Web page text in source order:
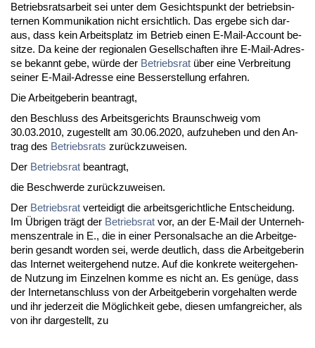
Be­triebs­rats­ar­beit sei un­ter dem Ge­sichts­punkt der be­triebs­in­
ter­nen Kom­mu­ni­ka­ti­on nicht er­sicht­lich. Das er­ge­be sich dar­
aus, dass kein Ar­beits­platz im Be­trieb ei­nen E-Mail-Ac­count be­
sit­ze. Da kei­ne der re­gio­na­len Ge­sell­schaf­ten ih­re E-Mail-Adres­
se be­kannt ge­be, würde der Be­triebs­rat über ei­ne Ver­brei­tung
sei­ner E-Mail-Adres­se ei­ne Bes­ser­stel­lung er­fah­ren.
Die Ar­beit­ge­be­rin be­an­tragt,
den Be­schluss des Ar­beits­ge­richts Braun­schweig vom
30.03.2010, zu­ge­stellt am 30.06.2020, auf­zu­he­ben und den An­
trag des Be­triebs­rats zurück­zu­wei­sen.
Der Be­triebs­rat be­an­tragt,
die Be­schwer­de zurück­zu­wei­sen.
Der Be­triebs­rat ver­tei­digt die ar­beits­ge­richt­li­che Ent­schei­dung.
Im Übri­gen trägt der Be­triebs­rat vor, an der E-Mail der Un­ter­neh­
mens­zen­tra­le in E., die in ei­ner Per­so­nal­sa­che an die Ar­beit­ge­
be­rin ge­sandt wor­den sei, wer­de deut­lich, dass die Ar­beit­ge­be­rin
das In­ter­net wei­ter­ge­hend nut­ze. Auf die kon­kre­te wei­ter­ge­hen­
de Nut­zung im Ein­zel­nen kom­me es nicht an. Es genüge, dass
der In­ter­net­an­schluss von der Ar­beit­ge­be­rin vor­ge­hal­ten wer­de
und ihr je­der­zeit die Möglich­keit ge­be, die­sen um­fang­rei­cher, als
von ihr dar­ge­stellt, zu